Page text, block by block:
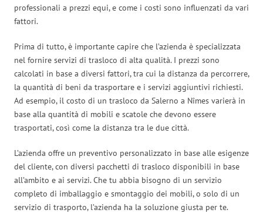
professionali a prezzi equi, e come i costi sono influenzati da vari
fattori.
Prima di tutto, è importante capire che l’azienda è specializzata
nel fornire servizi di trasloco di alta qualità. I prezzi sono
calcolati in base a diversi fattori, tra cui la distanza da percorrere,
la quantità di beni da trasportare e i servizi aggiuntivi richiesti.
Ad esempio, il costo di un trasloco da Salerno a Nîmes varierà in
base alla quantità di mobili e scatole che devono essere
trasportati, così come la distanza tra le due città.
L’azienda offre un preventivo personalizzato in base alle esigenze
del cliente, con diversi pacchetti di trasloco disponibili in base
all’ambito e ai servizi. Che tu abbia bisogno di un servizio
completo di imballaggio e smontaggio dei mobili, o solo di un
servizio di trasporto, l’azienda ha la soluzione giusta per te.